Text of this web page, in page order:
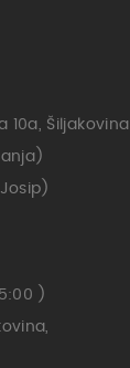
10a, Šiljakovina
)